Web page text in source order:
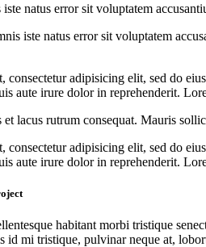
natus error sit voluptatem
iste natus error sit voluptatem
consectetur adipisicing elit, sed do
aute irure dolor in reprehenderit.
et lacus rutrum consequat. Mauris
consectetur adipisicing elit, sed do
aute irure dolor in reprehenderit.
habitant morbi tristique
id mi tristique, pulvinar neque at,